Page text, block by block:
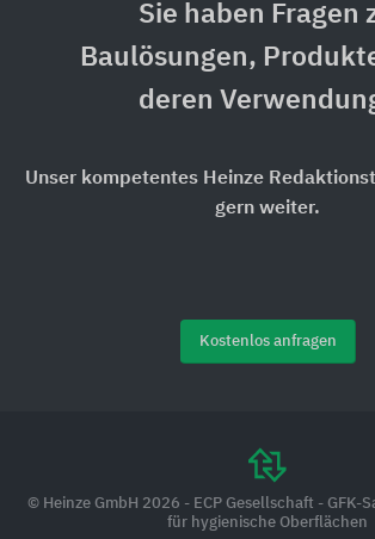
Sie haben Fragen
Baulösungen,
deren
Unser kompetentes Heinze
gern weiter.
Kostenlos anfragen
© Heinze GmbH 2026 - ECP Gesellschaft - GFK-
für hygienische Oberflächen